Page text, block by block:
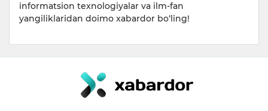
informatsion texnologiyalar va ilm-fan
yangiliklaridan doimo xabardor bo‘ling!